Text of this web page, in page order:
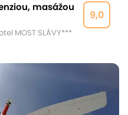
9,0
masážou
MOST SLÁVY***